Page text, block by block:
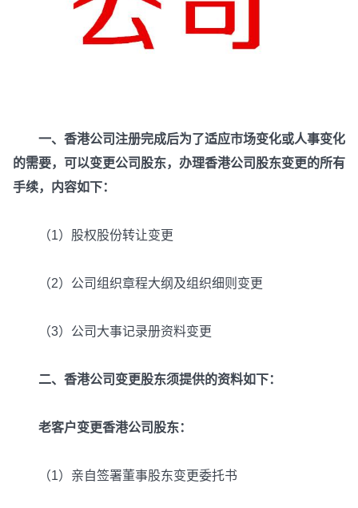
一、香港公司注册完成后为了适应市场变化或人事变化
的需要，可以变更公司股东，办理香港公司股东变更的所有
手续，内容如下：
（1）股权股份转让变更
（2）公司组织章程大纲及组织细则变更
（3）公司大事记录册资料变更
二、香港公司变更股东须提供的资料如下：
老客户变更香港公司股东：
（1）亲自签署董事股东变更委托书